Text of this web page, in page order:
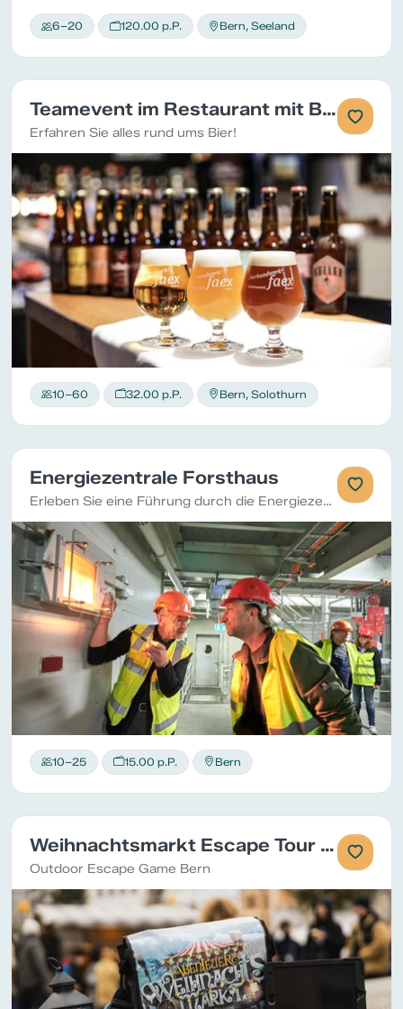
6–20 120.00 p.P. Bern, Seeland
Teamevent im Restaurant mit Bier-Degustation
Erfahren Sie alles rund ums Bier!
10–60 32.00 p.P. Bern, Solothurn
Energiezentrale Forsthaus
Erleben Sie eine Führung durch die Energiezentrale Forsthaus, wo Kehricht, regionales Holz und Erdgas zu Strom, Dampf und Fernwärme verwandelt werden.
10–25 15.00 p.P. Bern
Weihnachtsmarkt Escape Tour in Bern
Outdoor Escape Game Bern